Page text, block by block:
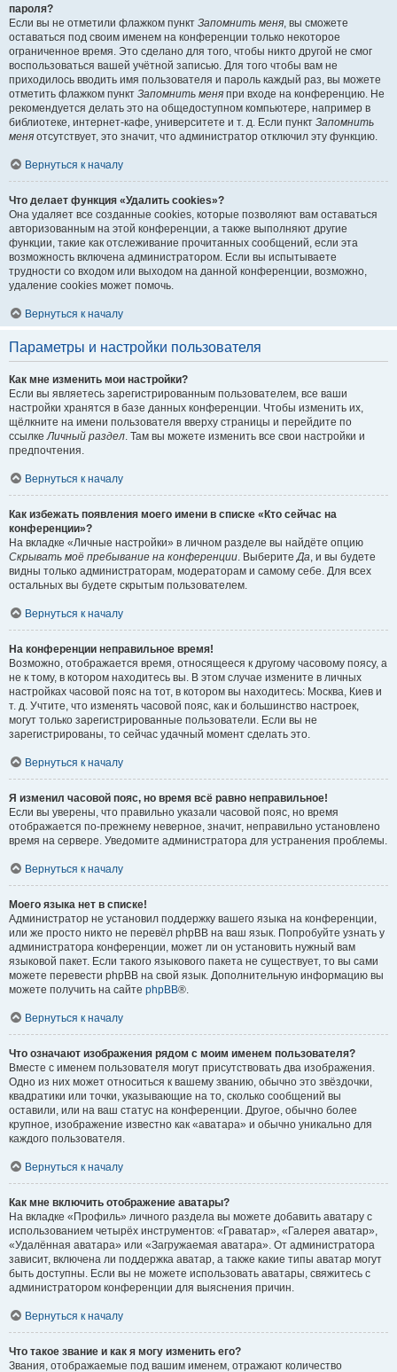
пароля?
Если вы не отметили флажком пункт Запомнить меня , вы сможете
оставаться под своим именем на конференции только некоторое
ограниченное время. Это сделано для того, чтобы никто другой не смог
воспользоваться вашей учётной записью. Для того чтобы вам не
приходилось вводить имя пользователя и пароль каждый раз, вы можете
отметить флажком пункт Запомнить меня при входе на конференцию. Не
рекомендуется делать это на общедоступном компьютере, например в
библиотеке, интернет-кафе, университете и т. д. Если пункт Запомнить
меня отсутствует, это значит, что администратор отключил эту функцию.
Вернуться к началу
Что делает функция «Удалить cookies»?
Она удаляет все созданные cookies, которые позволяют вам оставаться
авторизованным на этой конференции, а также выполняют другие
функции, такие как отслеживание прочитанных сообщений, если эта
возможность включена администратором. Если вы испытываете
трудности со входом или выходом на данной конференции, возможно,
удаление cookies может помочь.
Вернуться к началу
Параметры и настройки пользователя
Как мне изменить мои настройки?
Если вы являетесь зарегистрированным пользователем, все ваши
настройки хранятся в базе данных конференции. Чтобы изменить их,
щёлкните на имени пользователя вверху страницы и перейдите по
ссылке Личный раздел . Там вы можете изменить все свои настройки и
предпочтения.
Вернуться к началу
Как избежать появления моего имени в списке «Кто сейчас на
конференции»?
На вкладке «Личные настройки» в личном разделе вы найдёте опцию
Скрывать моё пребывание на конференции . Выберите Да , и вы будете
видны только администраторам, модераторам и самому себе. Для всех
остальных вы будете скрытым пользователем.
Вернуться к началу
На конференции неправильное время!
Возможно, отображается время, относящееся к другому часовому поясу, а
не к тому, в котором находитесь вы. В этом случае измените в личных
настройках часовой пояс на тот, в котором вы находитесь: Москва, Киев и
т. д. Учтите, что изменять часовой пояс, как и большинство настроек,
могут только зарегистрированные пользователи. Если вы не
зарегистрированы, то сейчас удачный момент сделать это.
Вернуться к началу
Я изменил часовой пояс, но время всё равно неправильное!
Если вы уверены, что правильно указали часовой пояс, но время
отображается по-прежнему неверное, значит, неправильно установлено
время на сервере. Уведомите администратора для устранения проблемы.
Вернуться к началу
Моего языка нет в списке!
Администратор не установил поддержку вашего языка на конференции,
или же просто никто не перевёл phpBB на ваш язык. Попробуйте узнать у
администратора конференции, может ли он установить нужный вам
языковой пакет. Если такого языкового пакета не существует, то вы сами
можете перевести phpBB на свой язык. Дополнительную информацию вы
можете получить на сайте phpBB®.
Вернуться к началу
Что означают изображения рядом с моим именем пользователя?
Вместе с именем пользователя могут присутствовать два изображения.
Одно из них может относиться к вашему званию, обычно это звёздочки,
квадратики или точки, указывающие на то, сколько сообщений вы
оставили, или на ваш статус на конференции. Другое, обычно более
крупное, изображение известно как «аватара» и обычно уникально для
каждого пользователя.
Вернуться к началу
Как мне включить отображение аватары?
На вкладке «Профиль» личного раздела вы можете добавить аватару с
использованием четырёх инструментов: «Граватар», «Галерея аватар»,
«Удалённая аватара» или «Загружаемая аватара». От администратора
зависит, включена ли поддержка аватар, а также какие типы аватар могут
быть доступны. Если вы не можете использовать аватары, свяжитесь с
администратором конференции для выяснения причин.
Вернуться к началу
Что такое звание и как я могу изменить его?
Звания, отображаемые под вашим именем, отражают количество